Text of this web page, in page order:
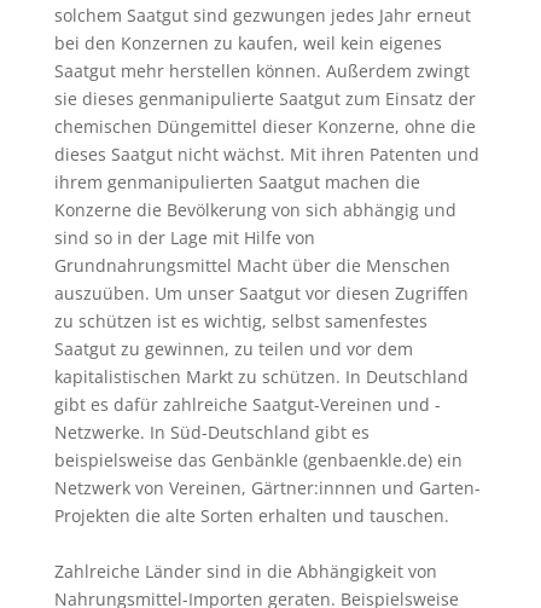
solchem Saatgut sind gezwungen jedes Jahr erneut
bei den Konzernen zu kaufen, weil kein eigenes
Saatgut mehr herstellen können. Außerdem zwingt
sie dieses genmanipulierte Saatgut zum Einsatz der
chemischen Düngemittel dieser Konzerne, ohne die
dieses Saatgut nicht wächst. Mit ihren Patenten und
ihrem genmanipulierten Saatgut machen die
Konzerne die Bevölkerung von sich abhängig und
sind so in der Lage mit Hilfe von
Grundnahrungsmittel Macht über die Menschen
auszuüben. Um unser Saatgut vor diesen Zugriffen
zu schützen ist es wichtig, selbst samenfestes
Saatgut zu gewinnen, zu teilen und vor dem
kapitalistischen Markt zu schützen. In Deutschland
gibt es dafür zahlreiche Saatgut-Vereinen und -
Netzwerke. In Süd-Deutschland gibt es
beispielsweise das Genbänkle (genbaenkle.de) ein
Netzwerk von Vereinen, Gärtner:innnen und Garten-
Projekten die alte Sorten erhalten und tauschen.
Zahlreiche Länder sind in die Abhängigkeit von
Nahrungsmittel-Importen geraten. Beispielsweise